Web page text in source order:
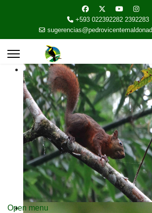
+593 022392282 2392283
Open menu